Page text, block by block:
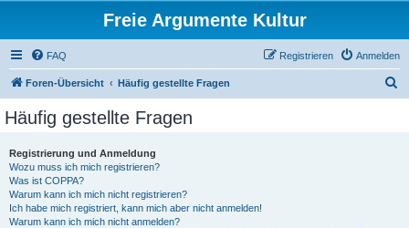
Freie Argumente Kultur
FAQ Anmelden
Registrieren
Foren-Übersicht Häufig gestellte Fragen
Häufig gestellte Fragen
Registrierung und Anmeldung
Wozu muss ich mich registrieren?
Was ist COPPA?
Warum kann ich mich nicht registrieren?
Ich habe mich registriert, kann mich aber nicht anmelden!
Warum kann ich mich nicht anmelden?